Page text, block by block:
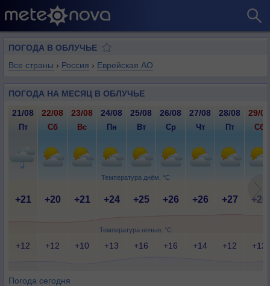
ПОГОДА В ОБЛУЧЬЕ
Все страны › Россия › Еврейская АО
ПОГОДА НА МЕСЯЦ В ОБЛУЧЬЕ
Температура днём, °C
Температура ночью, °C
21/08 22/08 23/08 24/08 25/08 26/08 27/08 28/08 29/08
Пт Сб Вс Пн Вт Ср Чт Пт Сб
+21 +20 +21 +24 +25 +26 +26 +27 +26
+12 +12 +10 +13 +16 +16 +14 +12 +12
Погода сегодня